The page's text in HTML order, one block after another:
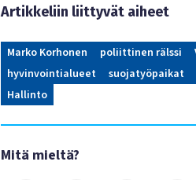
Artikkeliin liittyvät aiheet
Marko Korhonen poliittinen rälssi
hyvinvointialueet
suojatyöpaikat
Hallinto
Mitä mieltä?